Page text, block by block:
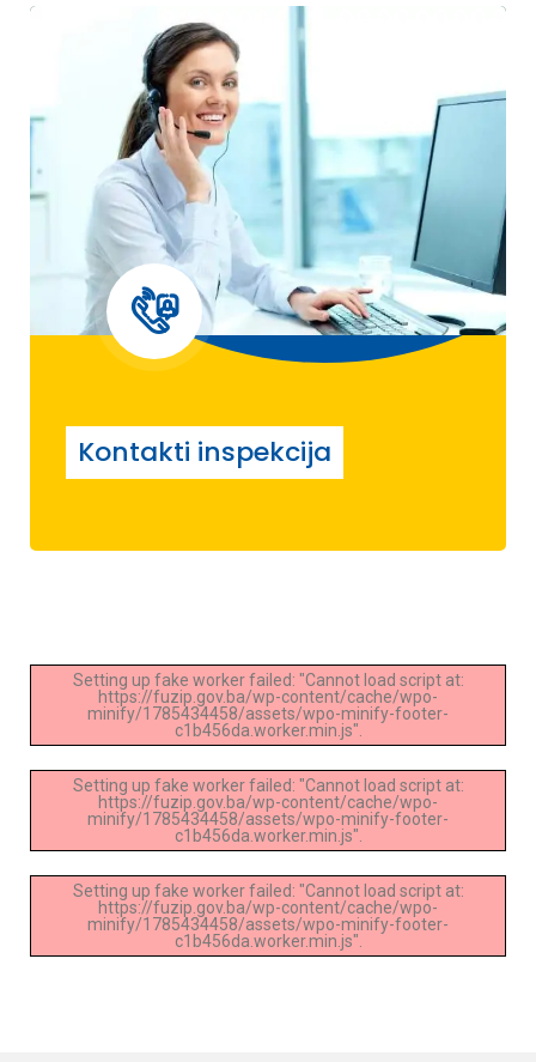
Kontakti inspekcija
Setting up fake worker failed: "Cannot load script at:
https://fuzip.gov.ba/wp-content/cache/wpo-
minify/1785434458/assets/wpo-minify-footer-
c1b456da.worker.min.js".
Setting up fake worker failed: "Cannot load script at:
https://fuzip.gov.ba/wp-content/cache/wpo-
minify/1785434458/assets/wpo-minify-footer-
c1b456da.worker.min.js".
Setting up fake worker failed: "Cannot load script at:
https://fuzip.gov.ba/wp-content/cache/wpo-
minify/1785434458/assets/wpo-minify-footer-
c1b456da.worker.min.js".